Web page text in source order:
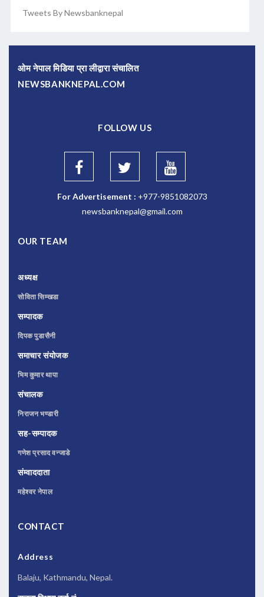
Tweets By Newsbanknepal
ओम नेपाल मिडिया प्रा लीद्वारा संचालित
NEWSBANKNEPAL.COM
FOLLOW US
For Advertisement : +977-9851082073
newsbanknepal@gmail.com
OUR TEAM
अध्यक्ष
सोविता सिम्खडा
सम्पादक
दिपक पुडासैनी
समाचार संयोजक
भिम कुमार थापा
संचालक
निराजन भण्डारी
सह-सम्पादक
गणेश प्रसाद वन्जाडे
संम्वाददाता
महेश्वर नेपाल
CONTACT
Address
Balaju, Kathmandu, Nepal.